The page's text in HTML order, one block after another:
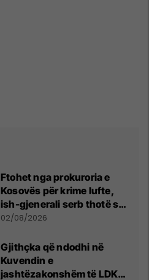
Ftohet nga prokuroria e
Kosovës për krime lufte,
ish-gjenerali serb thotë se
dikush e tradhtoi në
02/08/2026
Gjithçka që ndodhi në
Kuvendin e
jashtëzakonshëm të LDK-